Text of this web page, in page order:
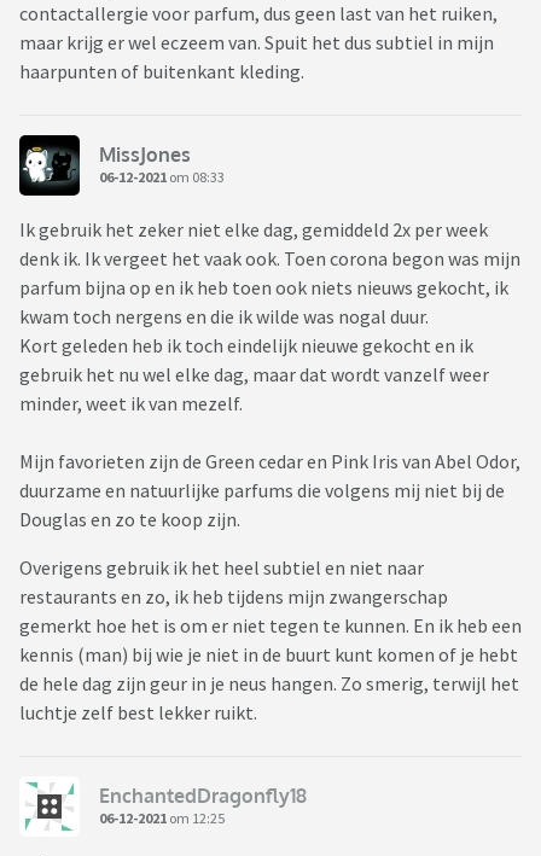
contactallergie voor parfum, dus geen last van het ruiken,
maar krijg er wel eczeem van. Spuit het dus subtiel in mijn
haarpunten of buitenkant kleding.
MissJones
06-12-2021 om 08:33
Ik gebruik het zeker niet elke dag, gemiddeld 2x per week
denk ik. Ik vergeet het vaak ook. Toen corona begon was mijn
parfum bijna op en ik heb toen ook niets nieuws gekocht, ik
kwam toch nergens en die ik wilde was nogal duur.
Kort geleden heb ik toch eindelijk nieuwe gekocht en ik
gebruik het nu wel elke dag, maar dat wordt vanzelf weer
minder, weet ik van mezelf.
Mijn favorieten zijn de Green cedar en Pink Iris van Abel Odor,
duurzame en natuurlijke parfums die volgens mij niet bij de
Douglas en zo te koop zijn.
Overigens gebruik ik het heel subtiel en niet naar
restaurants en zo, ik heb tijdens mijn zwangerschap
gemerkt hoe het is om er niet tegen te kunnen. En ik heb een
kennis (man) bij wie je niet in de buurt kunt komen of je hebt
de hele dag zijn geur in je neus hangen. Zo smerig, terwijl het
luchtje zelf best lekker ruikt.
EnchantedDragonfly18
06-12-2021 om 12:25